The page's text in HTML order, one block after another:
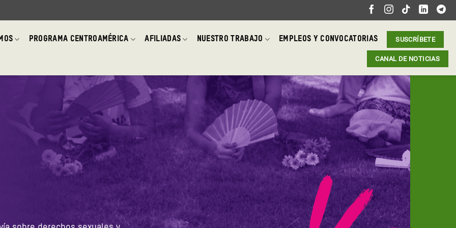
PROGRAMA CENTROAMÉRICA AFILIADAS NUESTRO TRABAJO EMPLEOS Y CONVOCATORIAS SUSCRÍBETE
CANAL DE NOTICIAS